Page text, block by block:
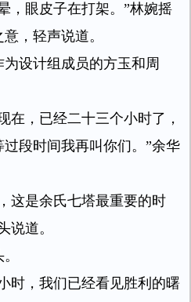
，眼皮子在打架。”林婉摇
，轻声说道。
设计组成员的方玉和周
在，已经二十三个小时了，
段时间我再叫你们。”余华
这是余氏七塔最重要的时
说道。
时，我们已经看见胜利的曙